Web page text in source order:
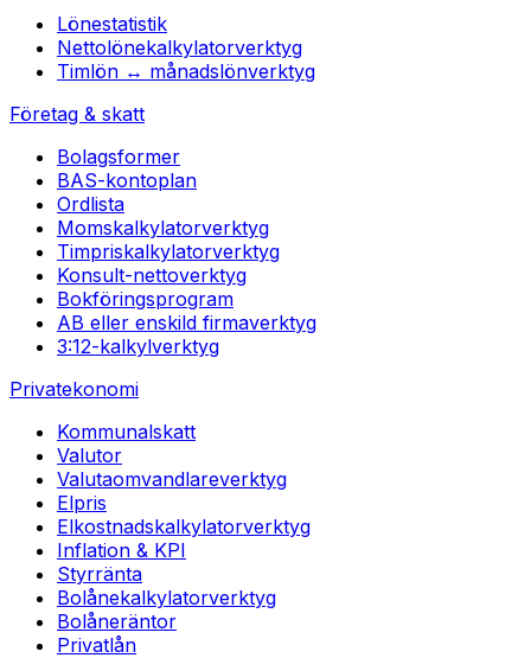
Lönestatistik
Nettolönekalkylatorverktyg
Timlön ↔ månadslönverktyg
Företag & skatt
Bolagsformer
BAS-kontoplan
Ordlista
Momskalkylatorverktyg
Timpriskalkylatorverktyg
Konsult-nettoverktyg
Bokföringsprogram
AB eller enskild firmaverktyg
3:12-kalkylverktyg
Privatekonomi
Kommunalskatt
Valutor
Valutaomvandlareverktyg
Elpris
Elkostnadskalkylatorverktyg
Inflation & KPI
Styrränta
Bolånekalkylatorverktyg
Bolåneräntor
Privatlån